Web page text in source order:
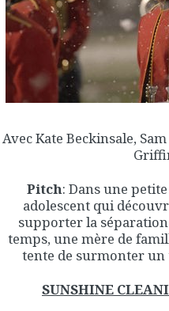
Avec Kate Beckinsale,
Pitch: Dans une
adolescent qui
supporter la séparation
temps, une mère de
tente de surmonter
SUNSHINE